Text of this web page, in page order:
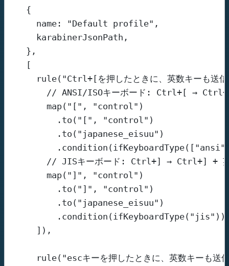
{
name: "Default profile" ,
karabinerJsonPath,
},
[
rule( "Ctrl+[を押したときに、英数キーも送
// ANSI/ISOキーボード: Ctrl+[ →
map( "[" , "control" )
. to ( "[" , "control" )
. to ( "japanese_eisuu" )
. condition (ifKeyboardType([ "ansi"
// JISキーボード: Ctrl+] → Ctrl+] + 英
map( "]" , "control" )
. to ( "]" , "control" )
. to ( "japanese_eisuu" )
. condition (ifKeyboardType( "jis"
]),
rule( "escキーを押したときに、英数キーも送